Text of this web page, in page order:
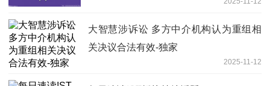
大智慧涉诉讼 多方中介机构认为重组相
关决议合法有效-独家
2025-11-12